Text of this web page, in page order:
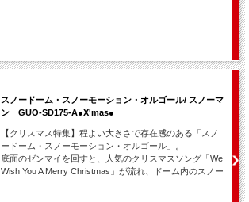
スノードーム・スノーモーション・オルゴール/ スノーマ
ン GUO-SD175-A●X'mas●
【クリスマス特集】程よい大きさで存在感のある「スノ
ードーム・スノーモーション・オルゴール」。
底面のゼンマイを回すと、人気のクリスマスソング「We
Wish You A Merry Christmas」が流れ、ドーム内のスノー